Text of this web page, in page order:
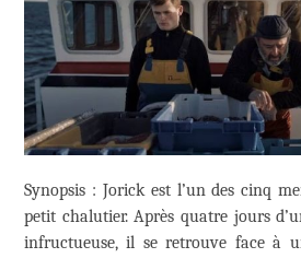
Synopsis : Jorick est l’un des cinq
petit chalutier. Après quatre jours
infructueuse, il se retrouve face à